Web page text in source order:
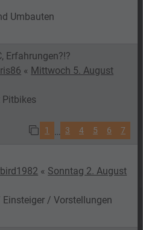
Umbauten
Erfahrungen?!?
« Mittwoch 5. August
1 … 3 4 5 6 7
« Sonntag 2. August
/ Vorstellungen